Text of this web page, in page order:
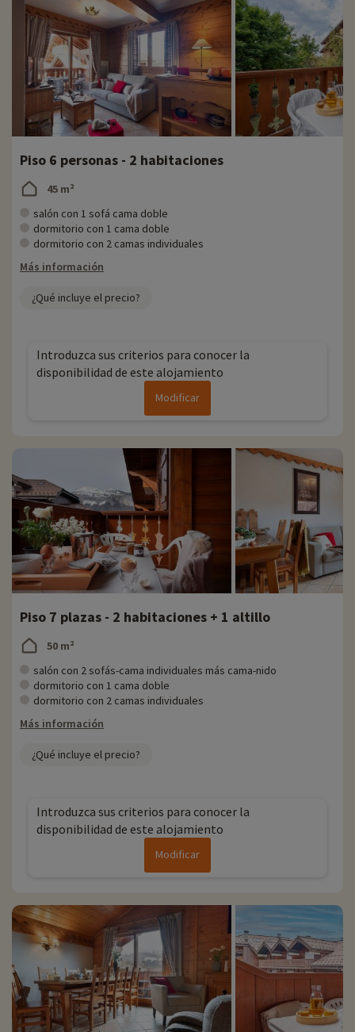
Piso 6 personas - 2 habitaciones
45 m²
salón con 1 sofá cama doble
dormitorio con 1 cama doble
dormitorio con 2 camas individuales
Más información
¿Qué incluye el precio?
Introduzca sus criterios para conocer la
disponibilidad de este alojamiento
Modificar
Piso 7 plazas - 2 habitaciones + 1 altillo
50 m²
salón con 2 sofás-cama individuales más cama-nido
dormitorio con 1 cama doble
dormitorio con 2 camas individuales
Más información
¿Qué incluye el precio?
Introduzca sus criterios para conocer la
disponibilidad de este alojamiento
Modificar